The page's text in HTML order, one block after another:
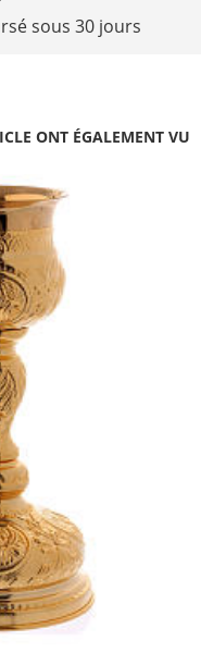
sous 30 jours
ONT ÉGALEMENT VU